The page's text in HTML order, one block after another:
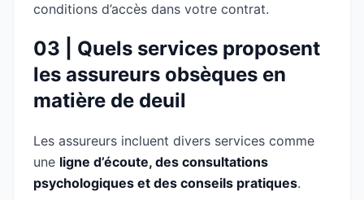
conditions d’accès dans votre contrat.
03 | Quels services proposent
les assureurs obsèques en
matière de deuil
Les assureurs incluent divers services comme
une ligne d’écoute, des consultations
psychologiques et des conseils pratiques.